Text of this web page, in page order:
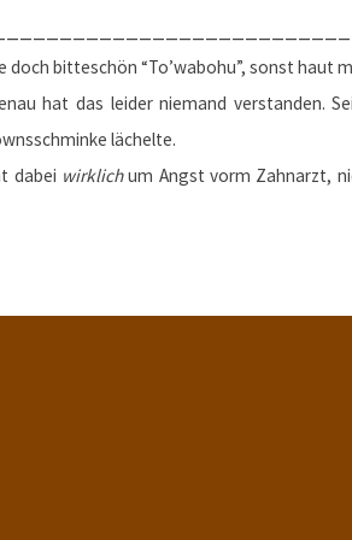
doch bitteschön “To’wabohu”, sonst haut
hat das leider niemand verstanden.
lächelte.
dabei wirklichum Angst vorm Zahnarzt,